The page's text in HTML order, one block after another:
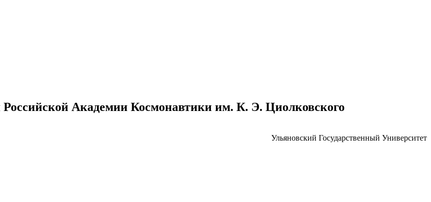
Академии Космонавтики им. К. Э. Циолковского
Ульяновский Государственный Университет